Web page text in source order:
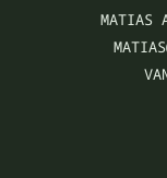
MATIAS